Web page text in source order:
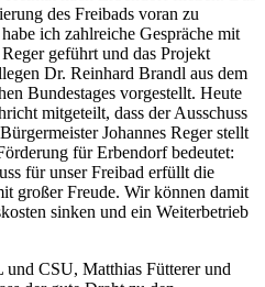
des Freibads voran zu
ich zahlreiche Gespräche mit
geführt und das Projekt
Dr. Reinhard Brandl aus dem
Bundestages vorgestellt. Heute
mitgeteilt, dass der Ausschuss
Johannes Reger stellt
für Erbendorf bedeutet:
für unser Freibad erfüllt die
großer Freude. Wir können damit
sinken und ein Weiterbetrieb
CSU, Matthias Fütterer und